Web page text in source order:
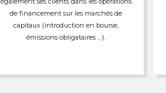
de financement sur les marchés de
capitaux (introduction en bourse,
émissions obligataires …).